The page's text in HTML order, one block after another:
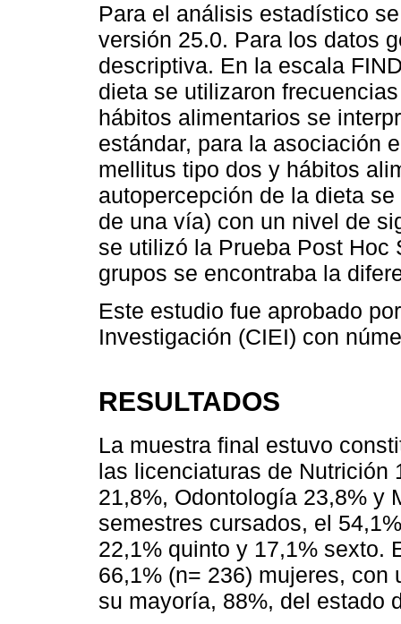
Para el análisis estadístico
versión 25.0. Para los datos
descriptiva. En la escala
dieta se utilizaron
hábitos alimentarios se
estándar, para la asociación
mellitus tipo dos y hábitos
autopercepción de la dieta
de una vía) con un nivel de
se utilizó la Prueba Post Hoc
grupos se encontraba la
Este estudio fue aprobado
Investigación (CIEI) con
RESULTADOS
La muestra final estuvo
las licenciaturas de Nutrición
21,8%, Odontología 23,8% y
semestres cursados, el
22,1% quinto y 17,1% sexto.
66,1% (n= 236) mujeres, con
su mayoría, 88%, del estado